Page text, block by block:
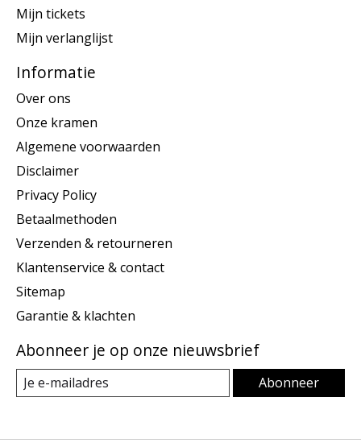
Mijn tickets
Mijn verlanglijst
Informatie
Over ons
Onze kramen
Algemene voorwaarden
Disclaimer
Privacy Policy
Betaalmethoden
Verzenden & retourneren
Klantenservice & contact
Sitemap
Garantie & klachten
Abonneer je op onze nieuwsbrief
Abonneer